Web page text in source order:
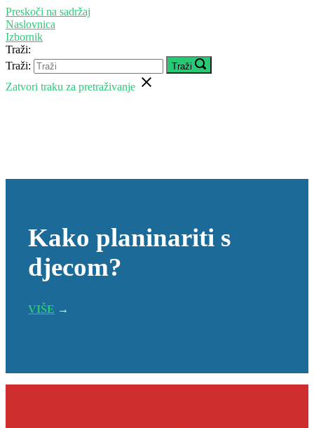
Preskoči na sadržaj
Naslovnica
Izbornik
Traži:
Traži:
Traži
Zatvori traku za pretraživanje
Kako planinariti s
djecom?
VIŠE →